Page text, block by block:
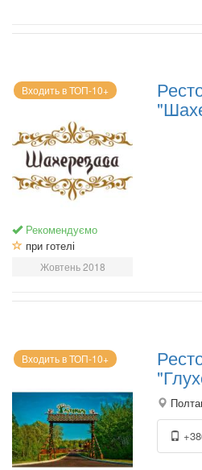
Входить в ТОП-10+
Рекомендуємо
при готелі
Жовтень 2018
Входить в ТОП-10+